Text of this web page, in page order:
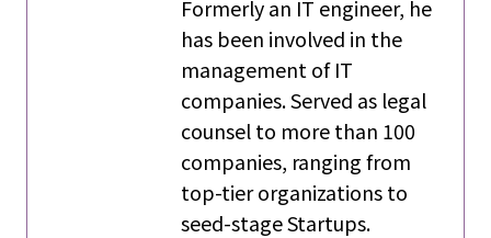
Formerly an IT engineer, he
has been involved in the
management of IT
companies. Served as legal
counsel to more than 100
companies, ranging from
top-tier organizations to
seed-stage Startups.